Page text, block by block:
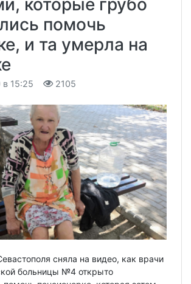
помочь
и та умерла на
в 15:25 2105
сняла на видео, как врачи
больницы №4 открыто